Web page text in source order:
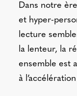
Dans notre
et hyper-
lecture
la lenteur, la
ensemble est
à